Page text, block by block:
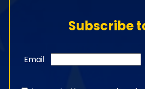
Subscribe
Email